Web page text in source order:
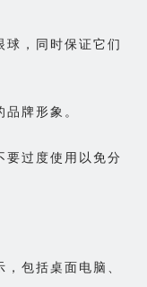
球，同时保证它们
牌形象。
要过度使用以免分
包括桌面电脑、